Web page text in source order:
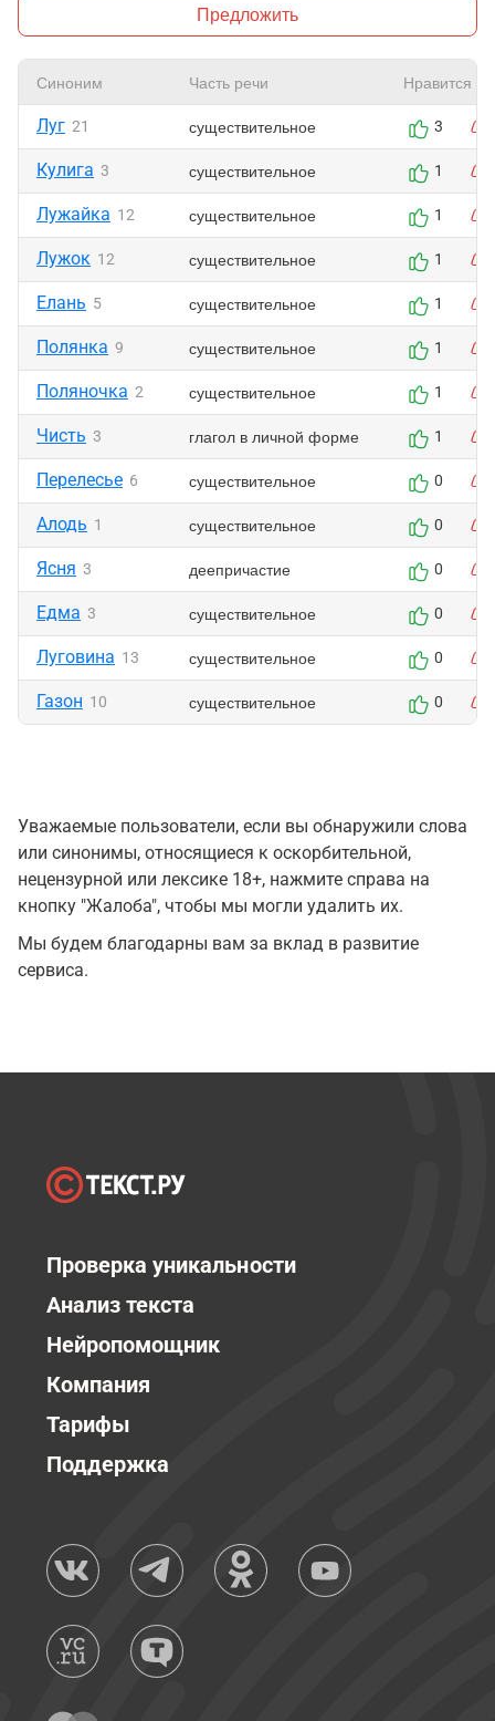
Предложить
Синоним Часть речи Нравится
Луг 21 существительное 3
Кулига 3 существительное 1
Лужайка 12 существительное 1
Лужок 12 существительное 1
Елань 5 существительное 1
Полянка 9 существительное 1
Поляночка 2 существительное 1
Чисть 3 глагол в личной форме 1
Перелесье 6 существительное 0
Алодь 1 существительное 0
Ясня 3 деепричастие 0
Едма 3 существительное 0
Луговина 13 существительное 0
Газон 10 существительное 0
Уважаемые пользователи, если вы обнаружили слова
или синонимы, относящиеся к оскорбительной,
нецензурной или лексике 18+, нажмите справа на
кнопку "Жалоба", чтобы мы могли удалить их.
Мы будем благодарны вам за вклад в развитие
сервиса.
Проверка уникальности
Анализ текста
Нейропомощник
Компания
Тарифы
Поддержка